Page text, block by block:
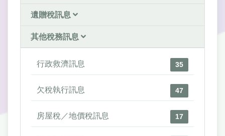
遺贈稅訊息
其他稅務訊息
行政救濟訊息 35
欠稅執行訊息 47
房屋稅／地價稅訊息 17